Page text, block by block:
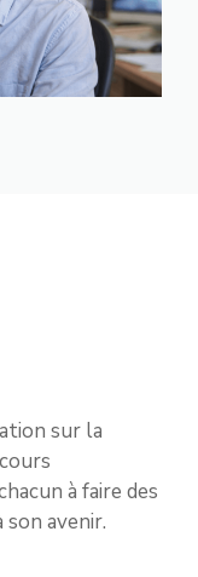
sur la
à faire des
avenir.